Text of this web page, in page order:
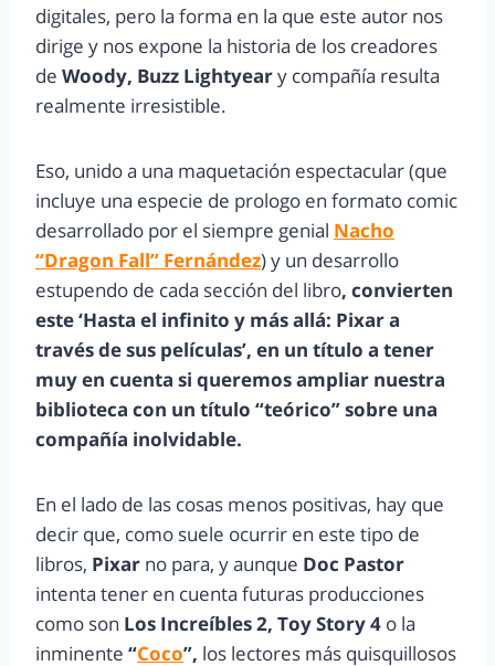
digitales, pero la forma en la que este autor nos
dirige y nos expone la historia de los creadores
de Woody, Buzz Lightyeary compañía resulta
realmente irresistible.
Eso, unido a una maquetación espectacular (que
incluye una especie de prologo en formato comic
desarrollado por el siempre genial Nacho
“Dragon Fall” Fernández) y un desarrollo
estupendo de cada sección del libro, convierten
este ‘Hasta el infinito y más allá: Pixar a
través de sus películas’, en un título a tener
muy en cuenta si queremos ampliar nuestra
biblioteca con un título “teórico” sobre una
compañía inolvidable.
En el lado de las cosas menos positivas, hay que
decir que, como suele ocurrir en este tipo de
libros, Pixar no para, y aunque Doc Pastor
intenta tener en cuenta futuras producciones
como son Los Increíbles 2, Toy Story 4 o la
inminente “Coco”, los lectores más quisquillosos